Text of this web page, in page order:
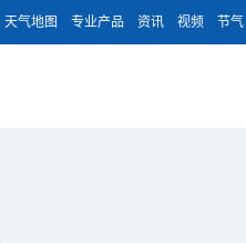
天气地图 专业产品 资讯 视频 节气